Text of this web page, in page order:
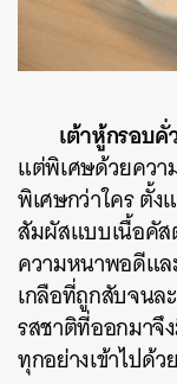
เต้าหู้กรอบคั่
แต่พิเศษด้วยคว
พิเศษกว่าใคร ตั้
สัมผัสแบบเนื้อคัส
ความหนาพอดีแ
เกลือที่ถูกสับจนล
รสชาติที่ออกมาจึ
ทุกอย่างเข้าไปด้